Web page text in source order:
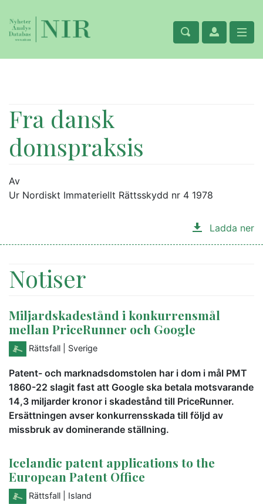
Fra dansk
domspraksis
Av
Ur Nordiskt Immateriellt Rättsskydd nr 4 1978
Ladda ner
Notiser
Miljardskadestånd i konkurrensmål
mellan PriceRunner och Google
Rättsfall | Sverige
Patent- och marknadsdomstolen har i dom i mål PMT
1860-22 slagit fast att Google ska betala motsvarande
14,3 miljarder kronor i skadestånd till PriceRunner.
Ersättningen avser konkurrensskada till följd av
missbruk av dominerande ställning.
Icelandic patent applications to the
European Patent Office
Rättsfall | Island